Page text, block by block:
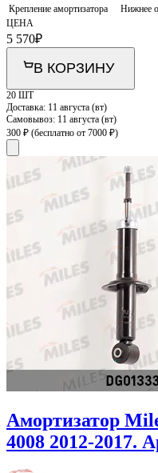
Крепление амортизатора
Нижнее
ЦЕНА
5 570₽
В КОРЗИНУ
20 ШТ
Доставка: 11 августа (вт)
Самовывоз: 11 августа (вт)
300 ₽ (бесплатно от 7000 ₽)
Амортизатор
4008 2012-2017.